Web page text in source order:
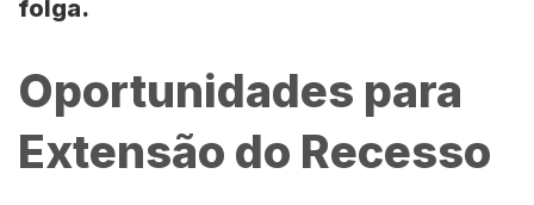
folga.
Oportunidades para
Extensão do Recesso